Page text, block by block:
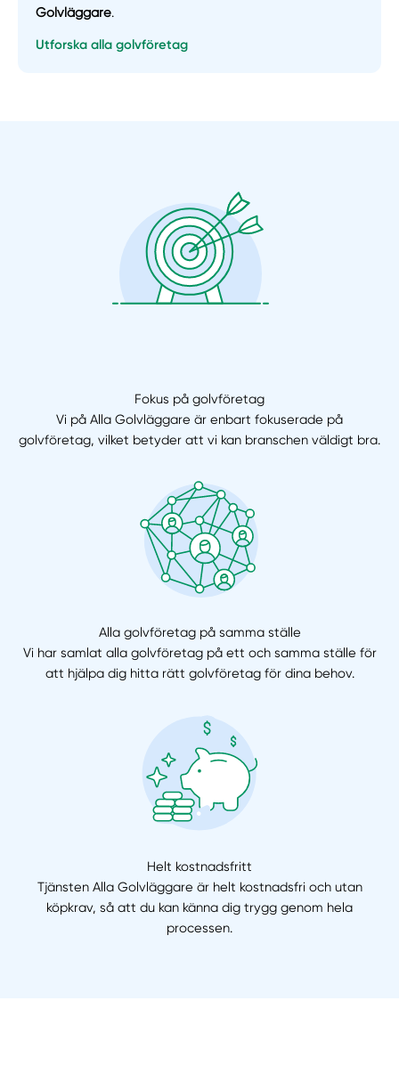
Golvläggare.
Utforska alla golvföretag
Fokus på golvföretag
Vi på Alla Golvläggare är enbart fokuserade på
golvföretag, vilket betyder att vi kan branschen väldigt bra.
Alla golvföretag på samma ställe
Vi har samlat alla golvföretag på ett och samma ställe för
att hjälpa dig hitta rätt golvföretag för dina behov.
Helt kostnadsfritt
Tjänsten Alla Golvläggare är helt kostnadsfri och utan
köpkrav, så att du kan känna dig trygg genom hela
processen.